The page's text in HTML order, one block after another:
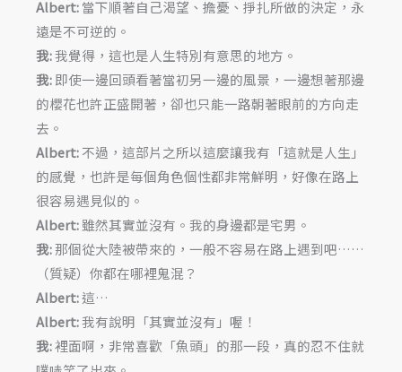
Albert:當下順著自己渴望、擔憂、掙扎所做的決定，永
遠是不可逆的。
我:我覺得，這也是人生特別有意思的地方。
我:即使一邊回頭看著當初另一邊的風景，一邊想著那邊
的櫻花也許正盛開著，卻也只能一路朝著眼前的方向走
去。
Albert:不過，這部片之所以這麼讓我有「這就是人生」
的感覺，也許是每個角色個性都非常鮮明，好像在路上
很容易遇見似的。
Albert:雖然其實並沒有。我的身邊都是宅男。
我:那個從大陸被帶來的，一般不容易在路上遇到吧……
（質疑）你都在哪裡鬼混？
Albert:這…
Albert:我有說明「其實並沒有」喔！
我:裡面啊，非常喜歡「魚頭」的那一段，真的忍不住就